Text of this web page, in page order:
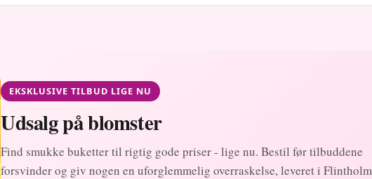
EKSKLUSIVE TILBUD LIGE NU
Udsalg på blomster
Find smukke buketter til rigtig gode priser - lige nu. Bestil før tilbuddene
forsvinder og giv nogen en uforglemmelig overraskelse, leveret i Flintholm